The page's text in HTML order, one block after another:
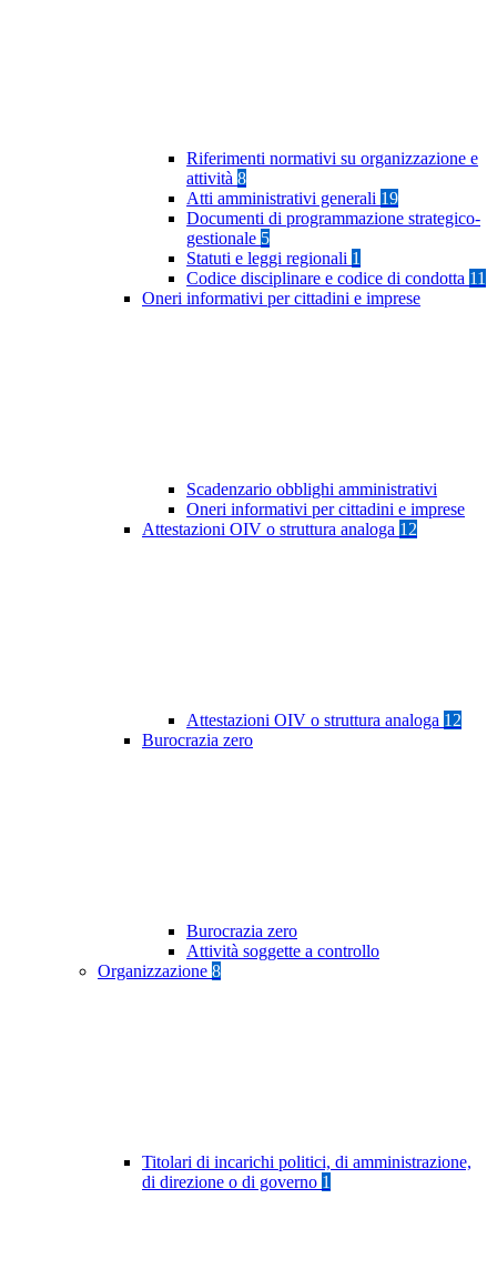
Riferimenti normativi su organizzazione e
attività 8
Atti amministrativi generali 19
Documenti di programmazione strategico-
gestionale 5
Statuti e leggi regionali 1
Codice disciplinare e codice di condotta 11
Oneri informativi per cittadini e imprese
Scadenzario obblighi amministrativi
Oneri informativi per cittadini e imprese
Attestazioni OIV o struttura analoga 12
Attestazioni OIV o struttura analoga 12
Burocrazia zero
Burocrazia zero
Attività soggette a controllo
Organizzazione 8
Titolari di incarichi politici, di amministrazione,
di direzione o di governo 1